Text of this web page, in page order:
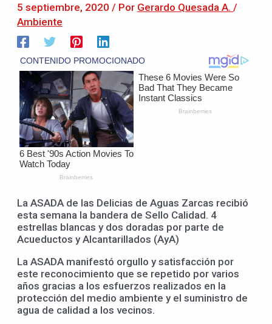
5 septiembre, 2020 / Por Gerardo Quesada A. /
Ambiente
La ASADA de las Delicias de Aguas Zarcas recibió
esta semana la bandera de Sello Calidad. 4
estrellas blancas y dos doradas por parte de
Acueductos y Alcantarillados (AyA)
La ASADA manifestó orgullo y satisfacción por
este reconocimiento que se repetido por varios
años gracias a los esfuerzos realizados en la
protección del medio ambiente y el suministro de
agua de calidad a los vecinos.